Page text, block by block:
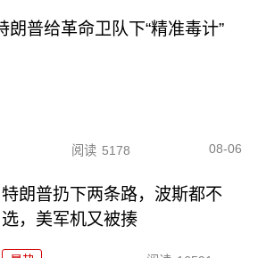
朗普给革命卫队下“精准毒计”
阅读 5178 08-06
特朗普扔下两条路，波斯都不
选，美军机又被揍